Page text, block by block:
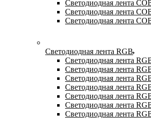
Светодиодная лента
Светодиодная лента
Светодиодная лента
Светодиодная лента RGB
Светодиодная лента
Светодиодная лента
Светодиодная лента
Светодиодная лента
Светодиодная лента
Светодиодная лента
Светодиодная лента